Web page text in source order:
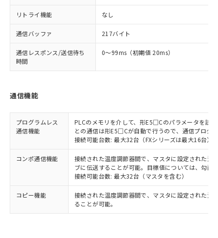
リトライ機能 なし
通信バッファ 217バイト
通信レスポンス/送信待ち
時間
0～99ms（初期値 20ms）
通信機能
プログラムレス
通信機能
PLCのメモリを介して、形E5□Cのパラメータを読
との通信は形E5□Cが自動で行うので、通信プログ
接続可能台数: 最大32台（FXシリーズは最大16台）
コンポ通信機能
接続された温度調節器間で、マスタに設定された温
ブに伝送することが可能。目標値については、勾配
接続可能台数: 最大32台（マスタを含む）
コピー機能
接続された温度調節器間で、マスタに設定された温
ることが可能。